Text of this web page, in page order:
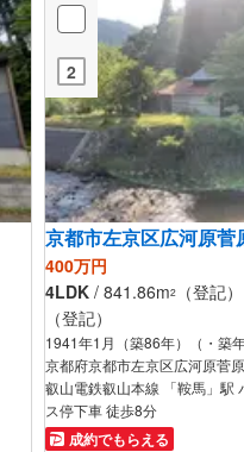
2
京都市左京区広河原菅
400万円
4LDK / 841.86m2
（登記
（登記）
1941年1月（築86年）（・築
京都府京都市左京区広河原菅
叡山電鉄叡山本線 「鞍馬」駅
ス停下車 徒歩8分
成約でもらえる